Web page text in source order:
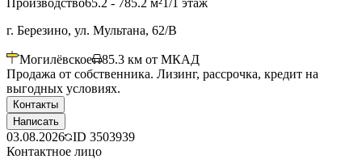
Производство65.2 - 785.2 м²1/1 этаж
г. Березино, ул. Мультана, 62/В
Могилёвское 85.3 км от МКАД
Продажа от собственника. Лизинг, рассрочка, кредит на
выгодных условиях.
Контакты
Написать
03.08.2026 ID 3503939
Контактное лицо